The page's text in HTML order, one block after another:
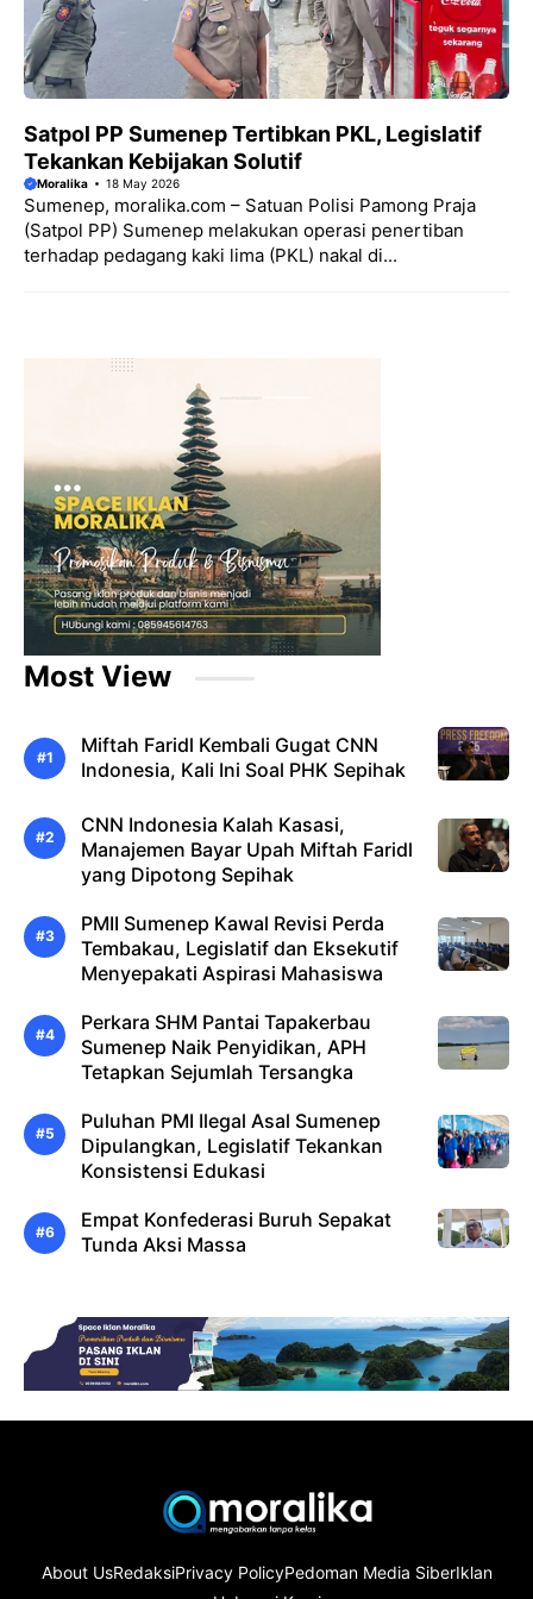
Satpol PP Sumenep Tertibkan PKL, Legislatif
Tekankan Kebijakan Solutif
Moralika 18 May 2026
Sumenep, moralika.com – Satuan Polisi Pamong Praja
(Satpol PP) Sumenep melakukan operasi penertiban
terhadap pedagang kaki lima (PKL) nakal di...
Most View
Miftah Faridl Kembali Gugat CNN
Indonesia, Kali Ini Soal PHK Sepihak
CNN Indonesia Kalah Kasasi,
Manajemen Bayar Upah Miftah Faridl
yang Dipotong Sepihak
PMII Sumenep Kawal Revisi Perda
Tembakau, Legislatif dan Eksekutif
Menyepakati Aspirasi Mahasiswa
Perkara SHM Pantai Tapakerbau
Sumenep Naik Penyidikan, APH
Tetapkan Sejumlah Tersangka
Puluhan PMI Ilegal Asal Sumenep
Dipulangkan, Legislatif Tekankan
Konsistensi Edukasi
Empat Konfederasi Buruh Sepakat
Tunda Aksi Massa
About UsRedaksiPrivacy PolicyPedoman Media SiberIklan